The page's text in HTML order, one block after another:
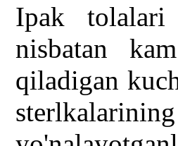
Ipak tolalari
nisbatan
qiladigan